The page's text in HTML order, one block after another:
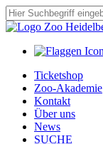
Zum
Hauptinhalt
springen
Suchbegriff
Ticketshop
Zoo-Akademie
Kontakt
Über uns
News
SUCHE